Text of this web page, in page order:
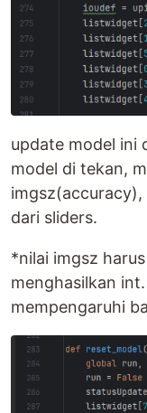
update model ini
model di tekan,
dari sliders.
*nilai imgsz
menghasilkan
mempengaruhi